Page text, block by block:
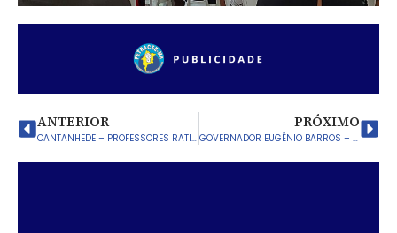
ANTERIOR
CANTANHEDE – PROFESSORES RATIFICAM LUTA PELA LEI DO PISO E JORNADA DE TRABALHO LEGAL
PRÓXIMO
GOVERNADOR EUGÊNIO BARROS – SINTESPGEB E GESTÃO MUNICIPAL CHEGAM A ACORDO